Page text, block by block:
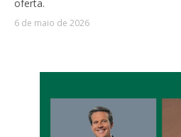
oferta.
6 de maio de 2026